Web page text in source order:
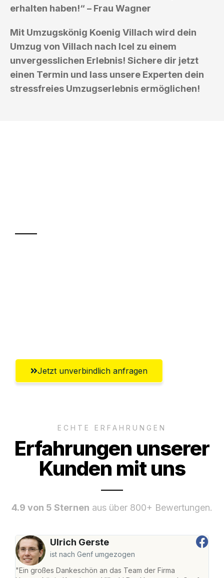
erhalten haben!“ – Frau Wagner
Mit Umzugskönig Koenig Villach wird dein
Umzug von Villach nach Icel zu einem
unvergesslichen Erlebnis! Sichere dir jetzt
einen Termin und lass unsere Experten dein
stressfreies Umzugserlebnis ermöglichen!
Jetzt unverbindlich anfragen
ECHTE ERFAHRUNGEN
Erfahrungen unserer
Kunden mit uns
4.9 von 5 Sternen aus über 800+ Bewertungen.
Ulrich Gerste
ist nach Genf umgezogen
"Ein großes Dankeschön an das Team der Firma